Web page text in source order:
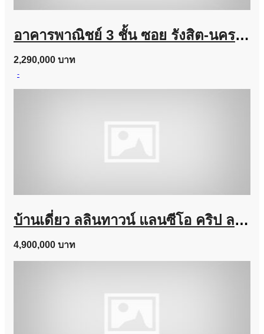
อาคารพาณิชย์ 3 ชั้น ซอย รังสิต-นครนายก 24 ทำเลดี ถูกมาก
2,290,000 บาท
-
บ้านเดี่ยว ลลินทาวน์ แลนซีโอ คริป ลาดกระบัง – สุวรรณภูมิ หลังมุม เฟอร์ครบ-พร้อมอยู่
4,900,000 บาท